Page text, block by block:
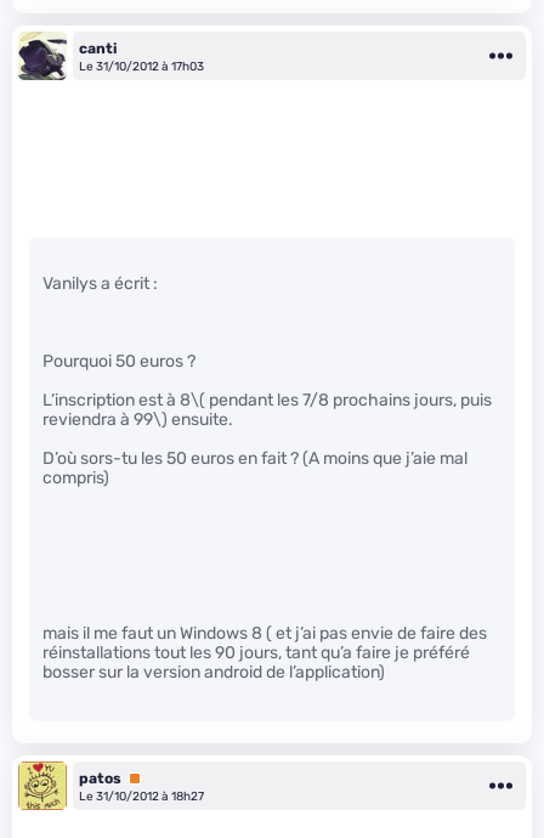
canti
Le 31/10/2012 à 17h03
Vanilys a écrit :
Pourquoi 50 euros ?
L’inscription est à 8\( pendant les 7/8 prochains jours, puis
reviendra à 99\) ensuite.
D’où sors-tu les 50 euros en fait ? (A moins que j’aie mal
compris)
mais il me faut un Windows 8 ( et j’ai pas envie de faire des
réinstallations tout les 90 jours, tant qu’a faire je préféré
bosser sur la version android de l’application)
patos Premium
Le 31/10/2012 à 18h27